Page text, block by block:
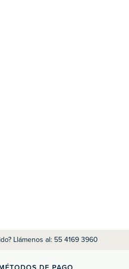
Llámenos al: 55 4169 3960